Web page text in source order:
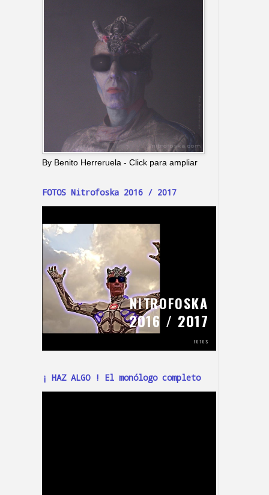
By Benito Herreruela - Click para ampliar
FOTOS Nitrofoska 2016 / 2017
¡ HAZ ALGO ! El monólogo completo